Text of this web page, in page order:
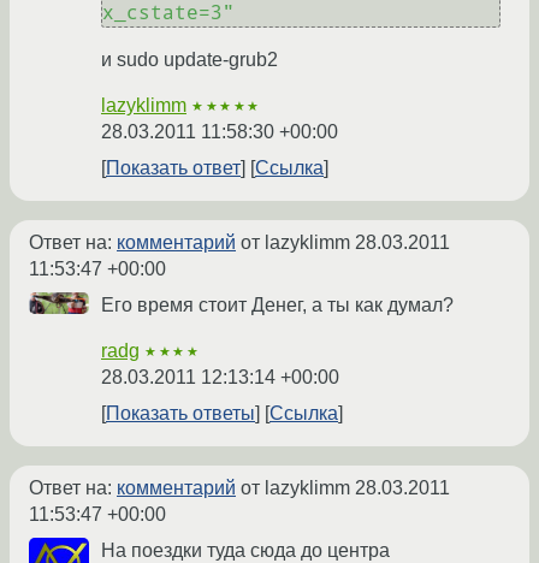
x_cstate=3"
и sudo update-grub2
lazyklimm ★★★★★
28.03.2011 11:58:30 +00:00
Показать ответ
Ссылка
Ответ на: комментарий от lazyklimm 28.03.2011
11:53:47 +00:00
Его время стоит Денег, а ты как думал?
radg ★★★★
28.03.2011 12:13:14 +00:00
Показать ответы
Ссылка
Ответ на: комментарий от lazyklimm 28.03.2011
11:53:47 +00:00
На поездки туда сюда до центра